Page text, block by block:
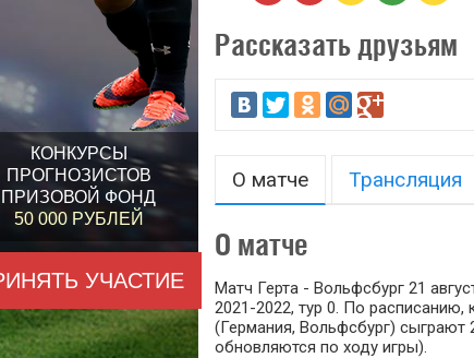
КОНКУРСЫ
ПРОГНОЗИСТОВ
ПРИЗОВОЙ ФОНД
50 000 РУБЛЕЙ
УЧАСТИЕ
Рассказать друзьям
О матче Трансляция
О матче
Матч Герта - Вольфсбург 21
2021-2022, тур 0. По
(Германия, Вольфсбург) сыграют
обновляются по ходу игры).